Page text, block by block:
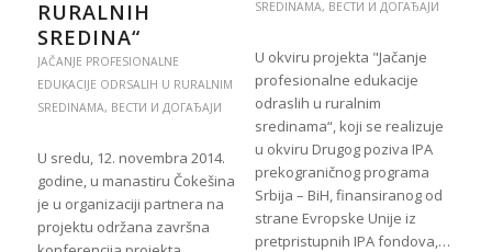
RURALNIH
SREDINA“
JAČANJE PROFESIONALNE
EDUKACIJE ODRSALIH U RURALNIM
SREDINAMA, ВЕСТИ И ДОГАЂАЈИ
U sredu, 12. novembra 2014.
godine, u manastiru Čokešina
je u organizaciji partnera na
projektu održana završna
SREDINAMA, ВЕСТИ И ДОГАЂАЈИ
U okviru projekta "Jačanje
profesionalne edukacije
odraslih u ruralnim
sredinama“, koji se realizuje
u okviru Drugog poziva IPA
prekograničnog programa
Srbija – BiH, finansiranog od
strane Evropske Unije iz
pretpristupnih IPA fondova,…